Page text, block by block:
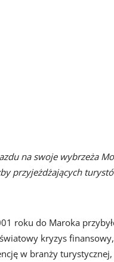
na swoje wybrzeża
przyjeżdżających
roku do Maroka
kryzys
w branży